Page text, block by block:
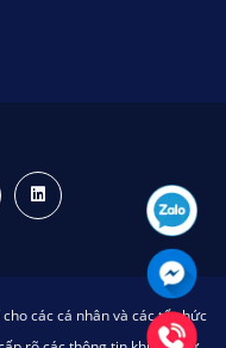
các cá nhân và các tổ chức